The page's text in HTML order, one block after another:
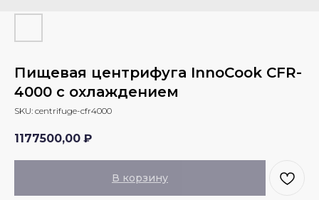
Пищевая центрифуга InnoCook CFR-
4000 с охлаждением
SKU: centrifuge-cfr4000
1177500,00 ₽
В корзину